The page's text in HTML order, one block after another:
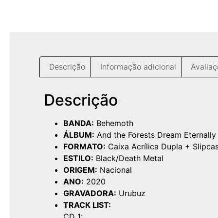
Descrição Informação adicional
Descrição
BANDA: Behemoth
ÁLBUM: And the Forests Dream Eternally
FORMATO: Caixa Acrílica Dupla +
ESTILO: Black/Death Metal
ORIGEM: Nacional
ANO: 2020
GRAVADORA: Urubuz
TRACK LIST: